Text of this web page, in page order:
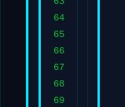
64
65
66
67
68
69